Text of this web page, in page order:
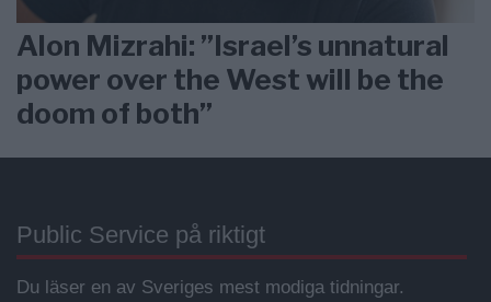
Alon Mizrahi: ”Israel’s unnatural
power over the West will be the
doom of both”
Public Service på riktigt
Du läser en av Sveriges mest modiga tidningar.